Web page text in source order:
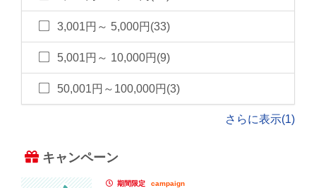
3,001円～ 5,000円(33)
5,001円～ 10,000円(9)
50,001円～100,000円(3)
さらに表示(1)
キャンペーン
期間限定 campaign